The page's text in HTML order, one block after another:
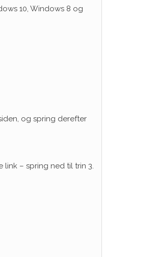
10, Windows 8 og
og spring derefter
link – spring ned til trin 3.